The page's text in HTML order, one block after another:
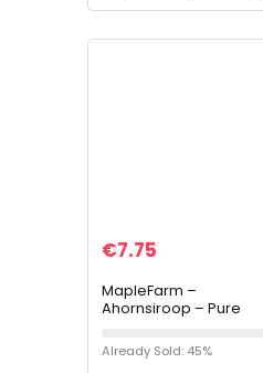
€7.75
MapleFarm –
Ahornsiroop – Pure
DARK – 250 g – Grade A
– pure maple syrup –
Already Sold: 45%